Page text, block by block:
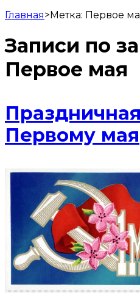
Главная>Метка: Первое
Записи по
Первое мая
Первому мая